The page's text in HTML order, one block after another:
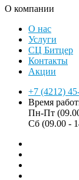
О компании
О нас
Услуги
СЦ Битцер
Контакты
Акции
+7 (4212)
Время
Пн-Пт
Сб (09.00 -